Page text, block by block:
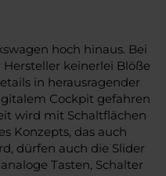
hoch hinaus. Bei
keinerlei Blöße
in herausragender
Cockpit gefahren
wird mit Schaltflächen
Konzepts, das auch
dürfen auch die Slider
Tasten, Schalter